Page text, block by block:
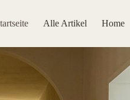
Alle Artikel Home